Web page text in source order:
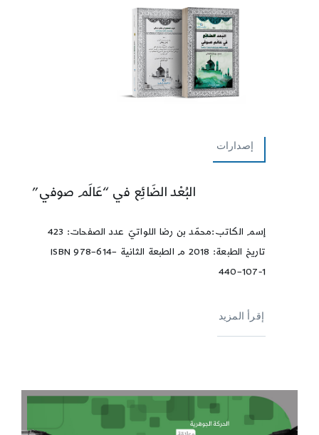
إصدارات
البُعْد الضَائِع في “عَالَم صوفي”
إسم الكاتب:محمّد بن رضا اللواتيّ عدد الصفحات: 423
تاريخ الطبعة: 2018 م الطبعة الثانية ISBN 978–614–
440–107-1
إقرأ المزيد